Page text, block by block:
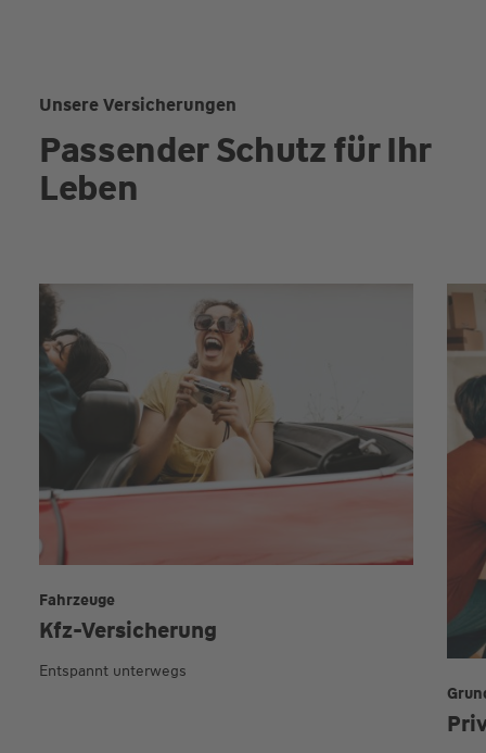
Unsere Versicherungen
Passender Schutz für Ihr
Leben
Kfz-Versicherung
Fahrzeuge
Entspannt unterwegs